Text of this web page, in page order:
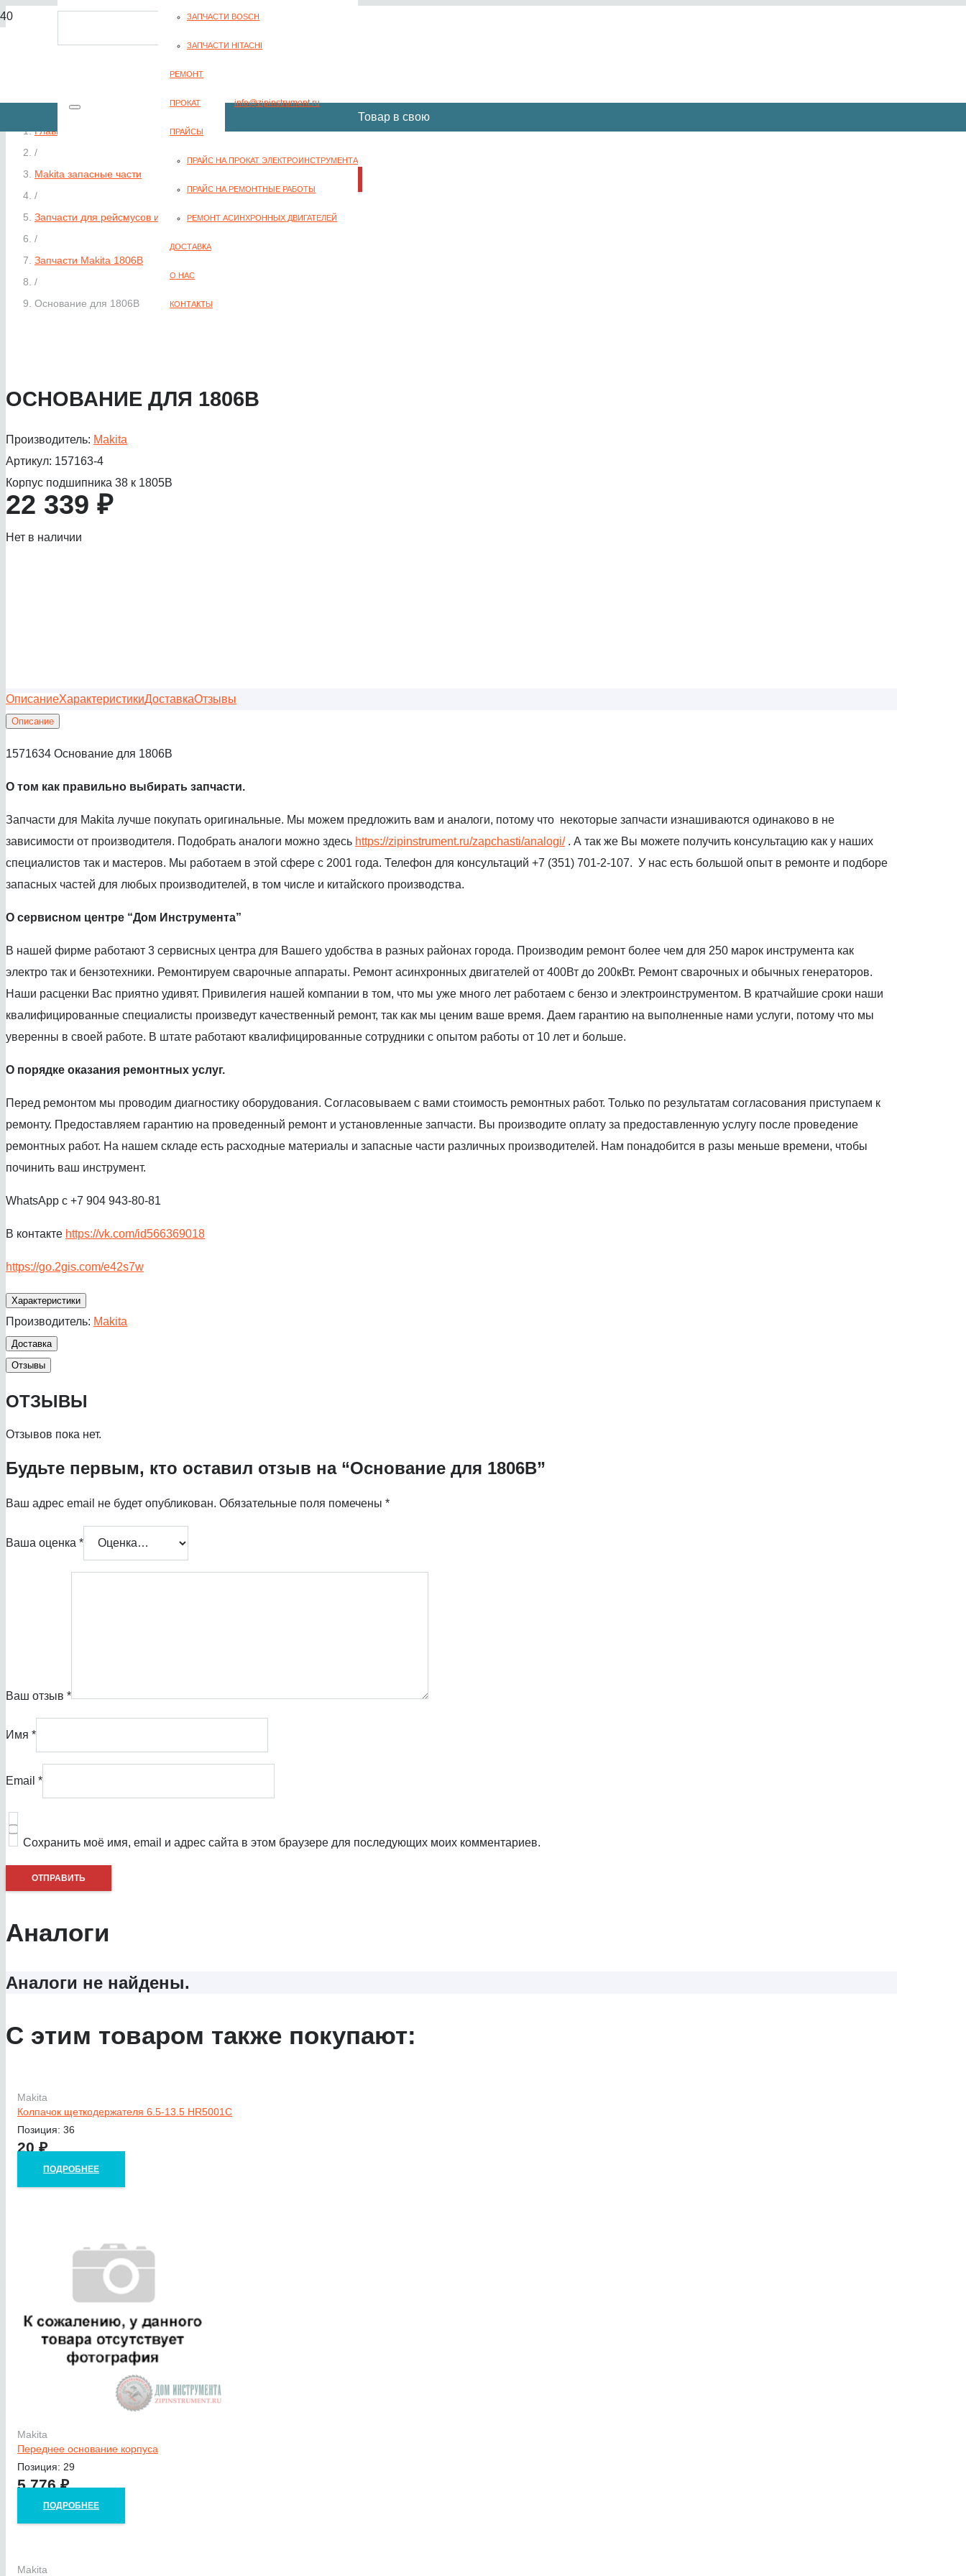
info@zipinstrument.ru
ЗАПЧАСТИ BOSCH
ЗАПЧАСТИ HITACHI
РЕМОНТ
ПРОКАТ
ПРАЙСЫ
ПРАЙС НА ПРОКАТ ЭЛЕКТРОИНСТРУМЕНТА
ПРАЙС НА РЕМОНТНЫЕ РАБОТЫ
РЕМОНТ АСИНХРОННЫХ ДВИГАТЕЛЕЙ
ДОСТАВКА
О НАС
КОНТАКТЫ
Товар в свою
Главная
/
Makita запасные части
/
Запчасти для рейсмусов и рубанков Makita
/
Запчасти Makita 1806B
/
Основание для 1806B
ОСНОВАНИЕ ДЛЯ 1806B
Производитель: Makita
Артикул: 157163-4
Корпус подшипника 38 к 1805B
22 339 ₽
Нет в наличии
ОписаниеХарактеристикиДоставкаОтзывы
Описание
1571634 Основание для 1806B
О том как правильно выбирать запчасти.
Запчасти для Makita лучше покупать оригинальные. Мы можем предложить вам и аналоги, потому что некоторые запчасти изнашиваются одинаково в не
зависимости от производителя. Подобрать аналоги можно здесь https://zipinstrument.ru/zapchasti/analogi/. А так же Вы можете получить консультацию как у наших
специалистов так и мастеров. Мы работаем в этой сфере с 2001 года. Телефон для консультаций +7 (351) 701-2-107. У нас есть большой опыт в ремонте и подборе
запасных частей для любых производителей, в том числе и китайского производства.
О сервисном центре “Дом Инструмента”
В нашей фирме работают 3 сервисных центра для Вашего удобства в разных районах города. Производим ремонт более чем для 250 марок инструмента как
электро так и бензотехники. Ремонтируем сварочные аппараты. Ремонт асинхронных двигателей от 400Вт до 200кВт. Ремонт сварочных и обычных генераторов.
Наши расценки Вас приятно удивят. Привилегия нашей компании в том, что мы уже много лет работаем с бензо и электроинструментом. В кратчайшие сроки наши
квалифицированные специалисты произведут качественный ремонт, так как мы ценим ваше время. Даем гарантию на выполненные нами услуги, потому что мы
уверенны в своей работе. В штате работают квалифицированные сотрудники с опытом работы от 10 лет и больше.
О порядке оказания ремонтных услуг.
Перед ремонтом мы проводим диагностику оборудования. Согласовываем с вами стоимость ремонтных работ. Только по результатам согласования приступаем к
ремонту. Предоставляем гарантию на проведенный ремонт и установленные запчасти. Вы производите оплату за предоставленную услугу после проведение
ремонтных работ. На нашем складе есть расходные материалы и запасные части различных производителей. Нам понадобится в разы меньше времени, чтобы
починить ваш инструмент.
WhatsApp с +7 904 943-80-81
В контакте https://vk.com/id566369018
https://go.2gis.com/e42s7w
Характеристики
Производитель: Makita
Доставка
Отзывы
ОТЗЫВЫ
Отзывов пока нет.
Будьте первым, кто оставил отзыв на “Основание для 1806B”
Ваш адрес email не будет опубликован. Обязательные поля помечены *
Ваша оценка *
Ваш отзыв *
Имя *
Email *
Сохранить моё имя, email и адрес сайта в этом браузере для последующих моих комментариев.
Аналоги
Аналоги не найдены.
С этим товаром также покупают:
Makita
Колпачок щеткодержателя 6.5-13.5 HR5001C
Позиция: 36
20₽
ПОДРОБНЕЕ
Makita
Переднее основание корпуса
Позиция: 29
5 776₽
ПОДРОБНЕЕ
Makita